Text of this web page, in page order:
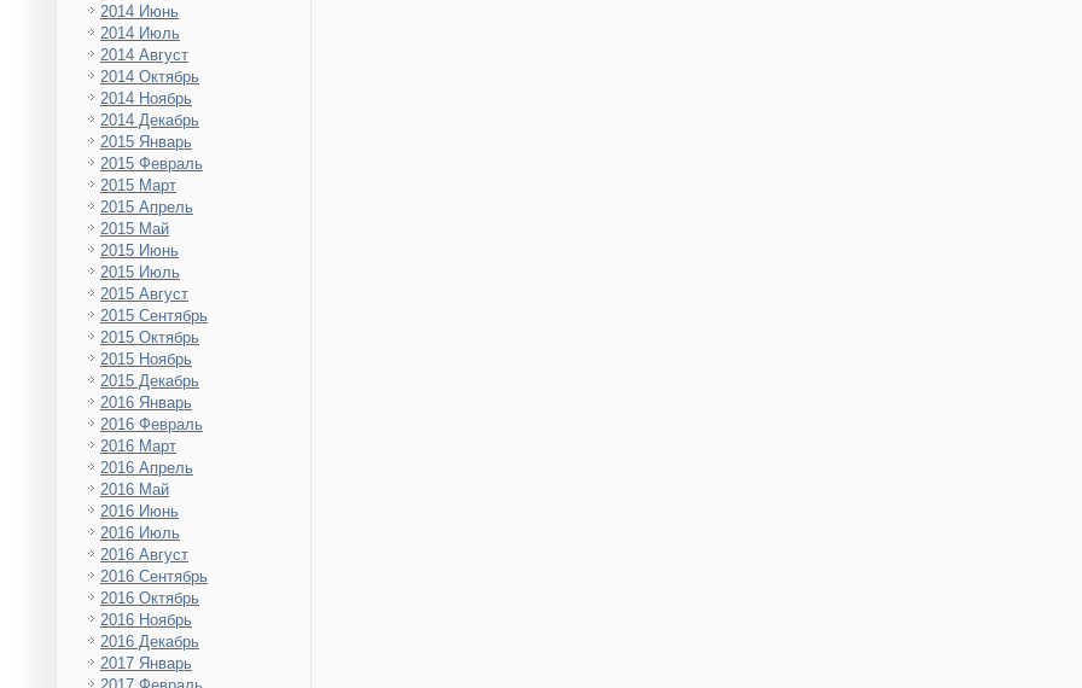
2014 Июнь
2014 Июль
2014 Август
2014 Октябрь
2014 Ноябрь
2014 Декабрь
2015 Январь
2015 Февраль
2015 Март
2015 Апрель
2015 Май
2015 Июнь
2015 Июль
2015 Август
2015 Сентябрь
2015 Октябрь
2015 Ноябрь
2015 Декабрь
2016 Январь
2016 Февраль
2016 Март
2016 Апрель
2016 Май
2016 Июнь
2016 Июль
2016 Август
2016 Сентябрь
2016 Октябрь
2016 Ноябрь
2016 Декабрь
2017 Январь